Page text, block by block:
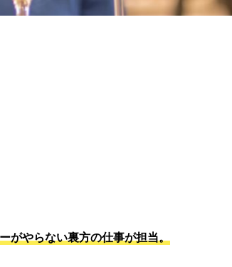
がやらない裏方の仕事が担当。